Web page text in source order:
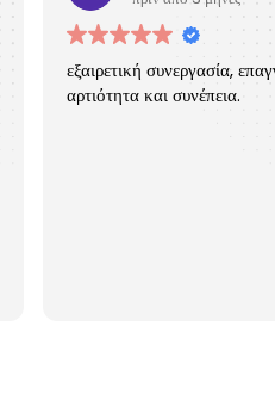
εξαιρετική συνεργασία,
αρτιότητα και συνέπεια.